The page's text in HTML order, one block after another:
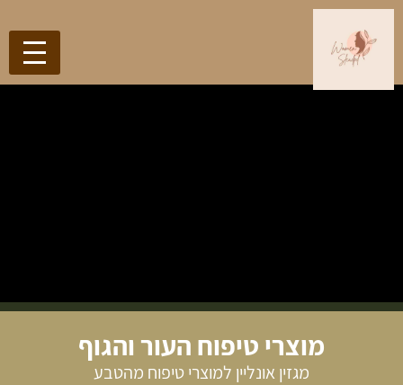
מוצרי טיפוח העור והגוף
מגזין אונליין למוצרי טיפוח מהטבע